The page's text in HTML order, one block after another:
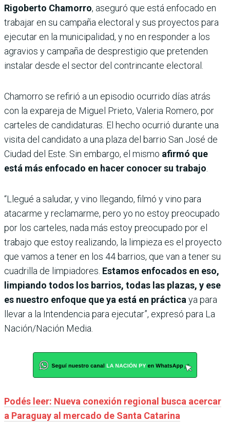
Rigoberto Chamorro, aseguró que está enfocado en
trabajar en su campaña electoral y sus proyectos para
ejecutar en la municipalidad, y no en responder a los
agravios y campaña de desprestigio que pretenden
instalar desde el sector del contrincante electoral.
Chamorro se refirió a un episodio ocurrido días atrás
con la expareja de Miguel Prieto, Valeria Romero, por
carteles de candidaturas. El hecho ocurrió durante una
visita del candidato a una plaza del barrio San José de
Ciudad del Este. Sin embargo, el mismo afirmó que
está más enfocado en hacer conocer su trabajo.
“Llegué a saludar, y vino llegando, filmó y vino para
atacarme y reclamarme, pero yo no estoy preocupado
por los carteles, nada más estoy preocupado por el
trabajo que estoy realizando, la limpieza es el proyecto
que vamos a tener en los 44 barrios, que van a tener su
cuadrilla de limpiadores. Estamos enfocados en eso,
limpiando todos los barrios, todas las plazas, y ese
es nuestro enfoque que ya está en prácticaya para
llevar a la Intendencia para ejecutar”, expresó para La
Nación/Nación Media.
Podés leer: Nueva conexión regional busca acercar
a Paraguay al mercado de Santa Catarina